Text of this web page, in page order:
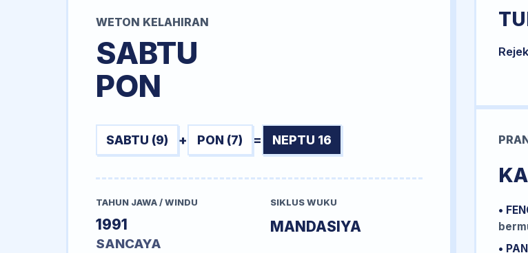
WETON KELAHIRAN
SABTU
PON
SABTU (9) + PON (7) = NEPTU 16
TAHUN JAWA / WINDU
1991
SANCAYA
SIKLUS WUKU
MANDASIYA
•
•